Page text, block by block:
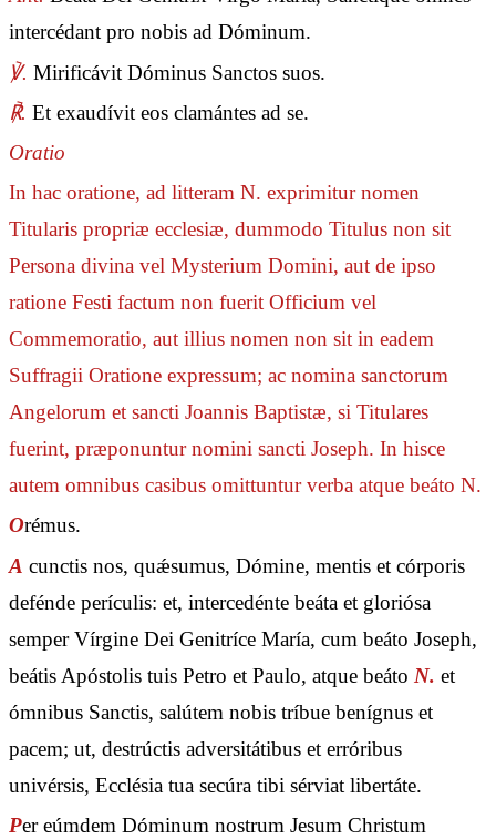
intercédant pro nobis ad Dóminum.
℣. Mirificávit Dóminus Sanctos suos.
℟. Et exaudívit eos clamántes ad se.
Oratio
In hac oratione, ad litteram N. exprimitur nomen
Titularis propriæ ecclesiæ, dummodo Titulus non sit
Persona divina vel Mysterium Domini, aut de ipso
ratione Festi factum non fuerit Officium vel
Commemoratio, aut illius nomen non sit in eadem
Suffragii Oratione expressum; ac nomina sanctorum
Angelorum et sancti Joannis Baptistæ, si Titulares
fuerint, præponuntur nomini sancti Joseph. In hisce
autem omnibus casibus omittuntur verba atque beáto N.
Orémus.
A cunctis nos, quǽsumus, Dómine, mentis et córporis
defénde perículis: et, intercedénte beáta et gloriósa
semper Vírgine Dei Genitríce María, cum beáto Joseph,
beátis Apóstolis tuis Petro et Paulo, atque beáto N. et
ómnibus Sanctis, salútem nobis tríbue benígnus et
pacem; ut, destrúctis adversitátibus et erróribus
univérsis, Ecclésia tua secúra tibi sérviat libertáte.
Per eúmdem Dóminum nostrum Jesum Christum